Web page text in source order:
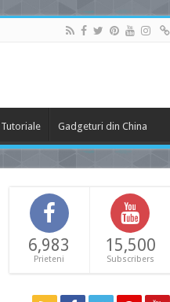
Tutoriale Gadgeturi din China
6,983
Prieteni
15,500
Subscribers